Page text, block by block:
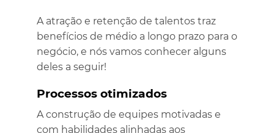
A atração e retenção de talentos traz
benefícios de médio a longo prazo para o
negócio, e nós vamos conhecer alguns
deles a seguir!
Processos otimizados
A construção de equipes motivadas e
com habilidades alinhadas aos